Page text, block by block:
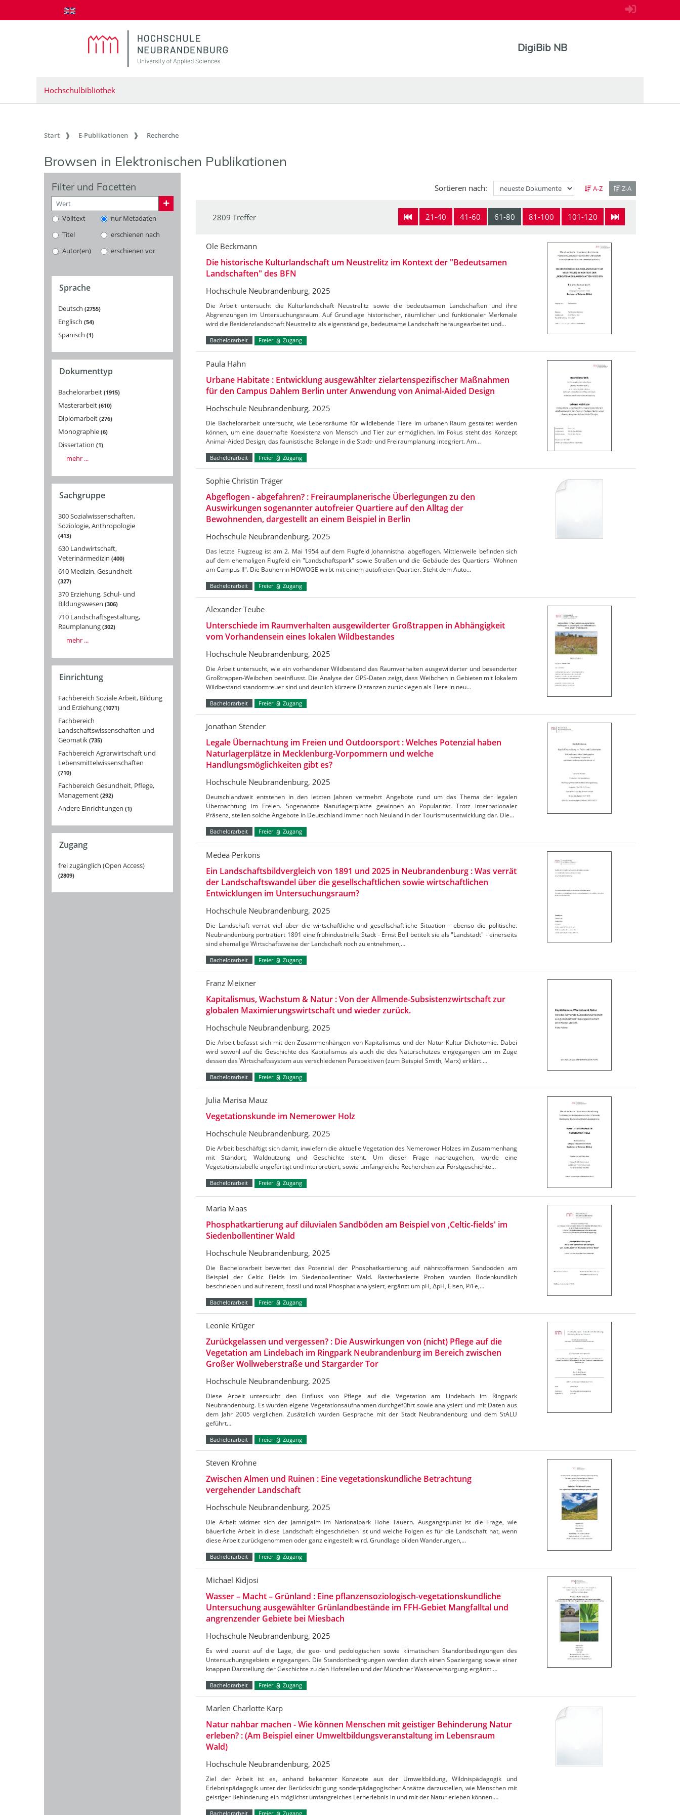
zum Inhalt springen
DigiBib NB
Hochschulbibliothek
Start E-Publikationen Recherche
Browsen in Elektronischen Publikationen
Filter und Facetten
Volltext
nur Metadaten
Titel
erschienen nach
Autor(en)
erschienen vor
Sprache
Deutsch 2755
Englisch 54
Spanisch 1
Dokumenttyp
Bachelorarbeit 1915
Masterarbeit 610
Diplomarbeit 276
Monographie 6
Dissertation 1
mehr ...
Sachgruppe
300 Sozialwissenschaften,
Soziologie, Anthropologie
413
630 Landwirtschaft,
Veterinärmedizin 400
610 Medizin, Gesundheit
327
370 Erziehung, Schul- und
Bildungswesen 306
710 Landschaftsgestaltung,
Raumplanung 302
mehr ...
Einrichtung
Fachbereich Soziale Arbeit, Bildung
und Erziehung 1071
Fachbereich
Landschaftswissenschaften und
Geomatik 735
Fachbereich Agrarwirtschaft und
Lebensmittelwissenschaften
710
Fachbereich Gesundheit, Pflege,
Management 292
Andere Einrichtungen 1
Zugang
frei zugänglich (Open Access)
2809
Sortieren nach: A-Z Z-A
21-40 41-60 61-80 81-100 101-120
2809 Treffer
Ole Beckmann
Die historische Kulturlandschaft um Neustrelitz im Kontext der "Bedeutsamen
Landschaften" des BFN
Hochschule Neubrandenburg, 2025
Die Arbeit untersucht die Kulturlandschaft Neustrelitz sowie die bedeutsamen Landschaften und ihre
Abgrenzungen im Untersuchungsraum. Auf Grundlage historischer, räumlicher und funktionaler Merkmale
wird die Residenzlandschaft Neustrelitz als eigenständige, bedeutsame Landschaft herausgearbeitet und…
Bachelorarbeit Freier Zugang
Paula Hahn
Urbane Habitate : Entwicklung ausgewählter zielartenspezifischer Maßnahmen
für den Campus Dahlem Berlin unter Anwendung von Animal-Aided Design
Hochschule Neubrandenburg, 2025
Die Bachelorarbeit untersucht, wie Lebensräume für wildlebende Tiere im urbanen Raum gestaltet werden
können, um eine dauerhafte Koexistenz von Mensch und Tier zur ermöglichen. Im Fokus steht das Konzept
Animal-Aided Design, das faunistische Belange in die Stadt- und Freiraumplanung integriert. Am…
Bachelorarbeit Freier Zugang
Sophie Christin Träger
Abgeflogen - abgefahren? : Freiraumplanerische Überlegungen zu den
Auswirkungen sogenannter autofreier Quartiere auf den Alltag der
Bewohnenden, dargestellt an einem Beispiel in Berlin
Hochschule Neubrandenburg, 2025
Das letzte Flugzeug ist am 2. Mai 1954 auf dem Flugfeld Johannisthal abgeflogen. Mittlerweile befinden sich
auf dem ehemaligen Flugfeld ein "Landschaftspark" sowie Straßen und die Gebäude des Quartiers "Wohnen
am Campus II". Die Bauherrin HOWOGE wirbt mit einem autofreien Quartier. Steht dem Auto…
Bachelorarbeit Freier Zugang
Alexander Teube
Unterschiede im Raumverhalten ausgewilderter Großtrappen in Abhängigkeit
vom Vorhandensein eines lokalen Wildbestandes
Hochschule Neubrandenburg, 2025
Die Arbeit untersucht, wie ein vorhandener Wildbestand das Raumverhalten ausgewilderter und besenderter
Großtrappen-Weibchen beeinflusst. Die Analyse der GPS-Daten zeigt, dass Weibchen in Gebieten mit lokalem
Wildbestand standorttreuer sind und deutlich kürzere Distanzen zurücklegen als Tiere in neu…
Bachelorarbeit Freier Zugang
Jonathan Stender
Legale Übernachtung im Freien und Outdoorsport : Welches Potenzial haben
Naturlagerplätze in Mecklenburg-Vorpommern und welche
Handlungsmöglichkeiten gibt es?
Hochschule Neubrandenburg, 2025
Deutschlandweit entstehen in den letzten Jahren vermehrt Angebote rund um das Thema der legalen
Übernachtung im Freien. Sogenannte Naturlagerplätze gewinnen an Popularität. Trotz internationaler
Präsenz, stellen solche Angebote in Deutschland immer noch Neuland in der Tourismusentwicklung dar. Die…
Bachelorarbeit Freier Zugang
Medea Perkons
Ein Landschaftsbildvergleich von 1891 und 2025 in Neubrandenburg : Was verrät
der Landschaftswandel über die gesellschaftlichen sowie wirtschaftlichen
Entwicklungen im Untersuchungsraum?
Hochschule Neubrandenburg, 2025
Die Landschaft verrät viel über die wirtschaftliche und gesellschaftliche Situation - ebenso die politische.
Neubrandenburg porträtiert 1891 eine frühindustrielle Stadt - Ernst Boll betitelt sie als "Landstadt" - einerseits
sind ehemalige Wirtschaftsweise der Landschaft noch zu entnehmen,…
Bachelorarbeit Freier Zugang
Franz Meixner
Kapitalismus, Wachstum & Natur : Von der Allmende-Subsistenzwirtschaft zur
globalen Maximierungswirtschaft und wieder zurück.
Hochschule Neubrandenburg, 2025
Die Arbeit befasst sich mit den Zusammenhängen von Kapitalismus und der Natur-Kultur Dichotomie. Dabei
wird sowohl auf die Geschichte des Kapitalismus als auch die des Naturschutzes eingegangen um im Zuge
dessen das Wirtschaftssystem aus verschiedenen Perspektiven (zum Beispiel Smith, Marx) erklärt.…
Bachelorarbeit Freier Zugang
Julia Marisa Mauz
Vegetationskunde im Nemerower Holz
Hochschule Neubrandenburg, 2025
Die Arbeit beschäftigt sich damit, inwiefern die aktuelle Vegetation des Nemerower Holzes im Zusammenhang
mit Standort, Waldnutzung und Geschichte steht. Um dieser Frage nachzugehen, wurde eine
Vegetationstabelle angefertigt und interpretiert, sowie umfangreiche Recherchen zur Forstgeschichte…
Bachelorarbeit Freier Zugang
Maria Maas
Phosphatkartierung auf diluvialen Sandböden am Beispiel von ‚Celtic-fields' im
Siedenbollentiner Wald
Hochschule Neubrandenburg, 2025
Die Bachelorarbeit bewertet das Potenzial der Phosphatkartierung auf nährstoffarmen Sandböden am
Beispiel der Celtic Fields im Siedenbollentiner Wald. Rasterbasierte Proben wurden Bodenkundlich
beschrieben und auf rezent, fossil und total Phosphat analysiert, ergänzt um pH, ΔpH, Eisen, P/Fe,…
Bachelorarbeit Freier Zugang
Leonie Krüger
Zurückgelassen und vergessen? : Die Auswirkungen von (nicht) Pflege auf die
Vegetation am Lindebach im Ringpark Neubrandenburg im Bereich zwischen
Großer Wollweberstraße und Stargarder Tor
Hochschule Neubrandenburg, 2025
Diese Arbeit untersucht den Einfluss von Pflege auf die Vegetation am Lindebach im Ringpark
Neubrandenburg. Es wurden eigene Vegetationsaufnahmen durchgeführt sowie analysiert und mit Daten aus
dem Jahr 2005 verglichen. Zusätzlich wurden Gespräche mit der Stadt Neubrandenburg und dem StALU
geführt…
Bachelorarbeit Freier Zugang
Steven Krohne
Zwischen Almen und Ruinen : Eine vegetationskundliche Betrachtung
vergehender Landschaft
Hochschule Neubrandenburg, 2025
Die Arbeit widmet sich der Jamnigalm im Nationalpark Hohe Tauern. Ausgangspunkt ist die Frage, wie
bäuerliche Arbeit in diese Landschaft eingeschrieben ist und welche Folgen es für die Landschaft hat, wenn
diese Arbeit zurückgenommen oder ganz eingestellt wird. Grundlage bilden Wanderungen,…
Bachelorarbeit Freier Zugang
Michael Kidjosi
Wasser – Macht – Grünland : Eine pflanzensoziologisch-vegetationskundliche
Untersuchung ausgewählter Grünlandbestände im FFH-Gebiet Mangfalltal und
angrenzender Gebiete bei Miesbach
Hochschule Neubrandenburg, 2025
Es wird zuerst auf die Lage, die geo- und pedologischen sowie klimatischen Standortbedingungen des
Untersuchungsgebiets eingegangen. Die Standortbedingungen werden durch einen Spaziergang sowie einer
knappen Darstellung der Geschichte zu den Hofstellen und der Münchner Wasserversorgung ergänzt.…
Bachelorarbeit Freier Zugang
Marlen Charlotte Karp
Natur nahbar machen - Wie können Menschen mit geistiger Behinderung Natur
erleben? : (Am Beispiel einer Umweltbildungsveranstaltung im Lebensraum
Wald)
Hochschule Neubrandenburg, 2025
Ziel der Arbeit ist es, anhand bekannter Konzepte aus der Umweltbildung, Wildnispädagogik und
Erlebnispädagogik unter der Berücksichtigung sonderpädagogischer Ansätze darzustellen, wie Menschen mit
geistiger Behinderung ein möglichst umfangreiches Lernerlebnis in und mit der Natur erleben können.…
Bachelorarbeit Freier Zugang